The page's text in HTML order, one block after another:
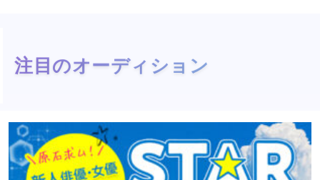
注目のオーディション